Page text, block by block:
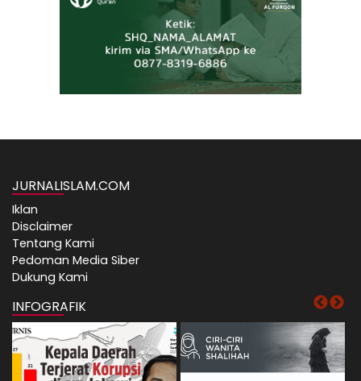
JURNALISLAM.COM
Iklan
Disclaimer
Tentang Kami
Pedoman Media Siber
Dukung Kami
INFOGRAFIK